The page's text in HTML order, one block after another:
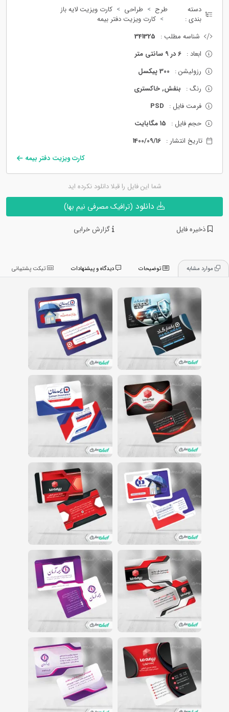
دسته
بندی :
طرح طراحی
کارت ویزیت لایه باز
کارت ویزیت دفتر بیمه
شناسه مطلب : 341325
ابعاد : 6 در 9 سانتی متر
رزولیشن : 300 پیکسل
رنگ : بنفش, خاکستری
فرمت فایل : PSD
حجم فایل : 15 مگابایت
تاریخ انتشار : 1400/09/16
کارت ویزیت دفتر بیمه
شما این فایل را قبلا دانلود نکرده اید
(ترافیک مصرفی نیم بها)
ذخیره فایل گزارش خرابی
توضیحات تیکت پشتیبانی